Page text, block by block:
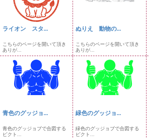
ライオン スタ...
こちらのページを開いて頂き
ありが...
ぬりえ 動物の...
こちらのページを開いて頂き
ありが...
青色のグッジョ...
青色のグッジョブで合図する
ピクト...
緑色のグッジョ...
緑色のグッジョブで合図する
ピクト...